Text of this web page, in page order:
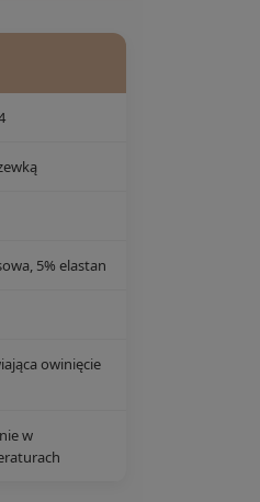
5% elastan
owinięcie
w